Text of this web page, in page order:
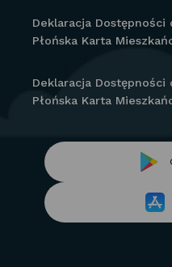
Deklaracja
Płońska Karta
Deklaracja
Płońska Karta